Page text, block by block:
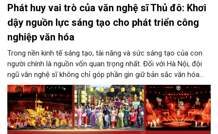
Phát huy vai trò của văn nghệ sĩ Thủ đô: Khơi
dậy nguồn lực sáng tạo cho phát triển công
nghiệp văn hóa
Trong nền kinh tế sáng tạo, tài năng và sức sáng tạo của con
người chính là nguồn vốn quan trọng nhất. Đối với Hà Nội, đội
ngũ văn nghệ sĩ không chỉ góp phần gìn giữ bản sắc văn hóa
mà còn giữ vai trò trung tâm trong quá trình hình thành các sản
phẩm công nghiệp văn hóa có giá trị. Khơi dậy, phát huy và tạo
điều kiện để nguồn lực sáng tạo ấy phát triển sẽ là “chìa khóa”
để Hà Nội khai thác hiệu quả tiềm năng văn hóa, nâng cao năng
lực cạnh tranh và khẳng định vị thế của một trung tâm sáng tạo